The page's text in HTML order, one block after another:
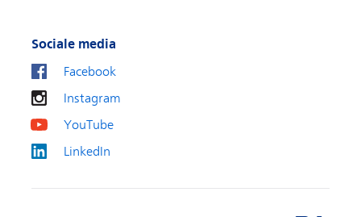
Sociale media
Facebook
Instagram
YouTube
LinkedIn